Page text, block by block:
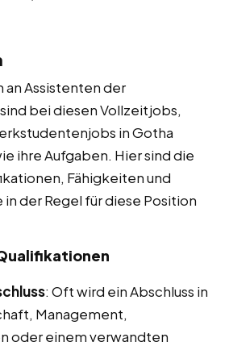
an Assistenten der
bei diesen Vollzeitjobs,
in Gotha
ihre Aufgaben. Hier sind die
Fähigkeiten und
der Regel für diese Position
: Oft wird ein Abschluss in
Management,
oder einem verwandten